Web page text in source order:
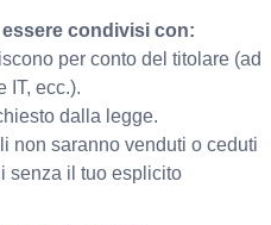
condivisi con:
per conto del titolare (ad
IT, ecc.).
dalla legge.
non saranno venduti o ceduti
senza il tuo esplicito